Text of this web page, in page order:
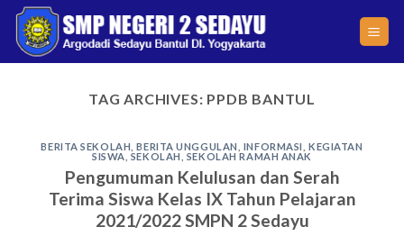
Skip
content
TAG ARCHIVES: PPDB BANTUL
BERITA SEKOLAH ,BERITA UNGGULAN INFORMASI ,KEGIATAN
SISWA SEKOLAH SEKOLAH RAMAH ANAK
Pengumuman Kelulusan dan Serah
Terima Siswa Kelas IX Tahun Pelajaran
2021/2022 SMPN 2 Sedayu